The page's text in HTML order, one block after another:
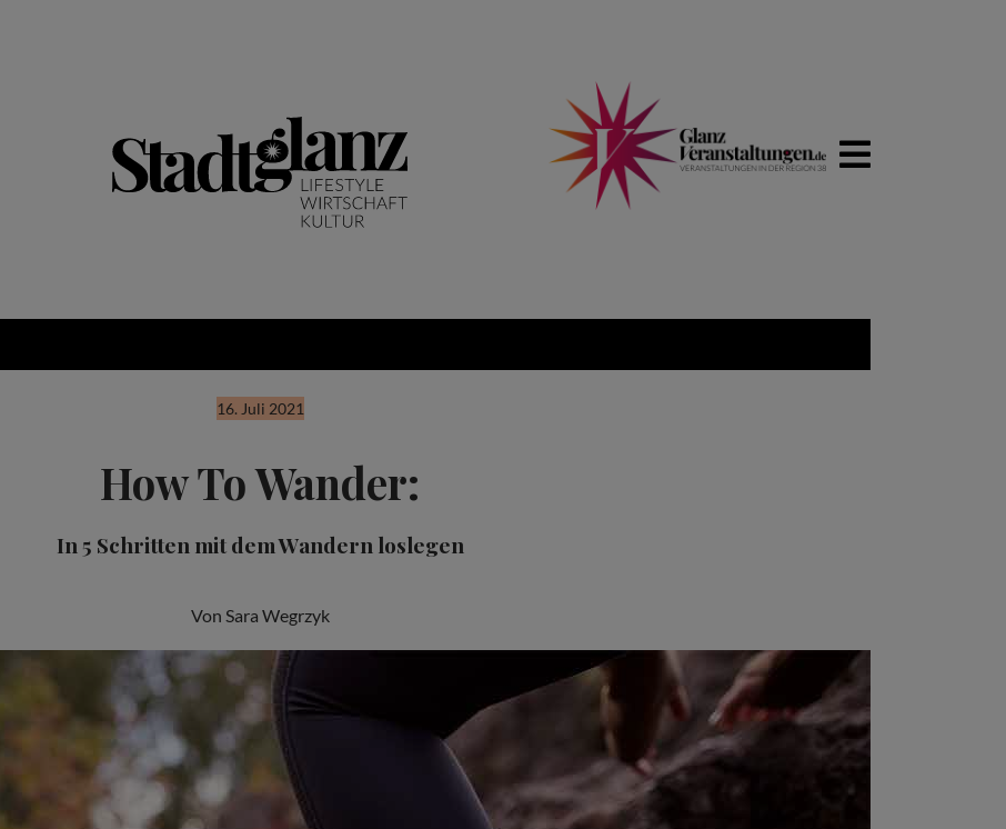
16. Juli 2021
How To Wander:
In 5 Schritten mit dem Wandern loslegen
Von Sara Wegrzyk